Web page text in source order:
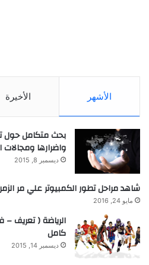
الأشهر الأخيرة
بحث متكامل حول
واضرارها ومجالات
ديسمبر 8, 2015
شاهد مراحل تطور الكمبيوتر علي مر
مايو 24, 2016
الرياضة ( تعريف
كامل
ديسمبر 14, 2015